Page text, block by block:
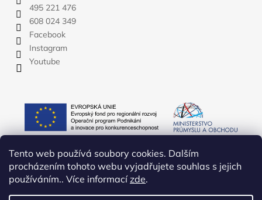
Tento web používá soubory cookies. Dalším
procházením tohoto webu vyjadřujete souhlas s jejich
používáním.. Více informacízde.
495 221 476
608 024 349
Facebook
Instagram
Youtube